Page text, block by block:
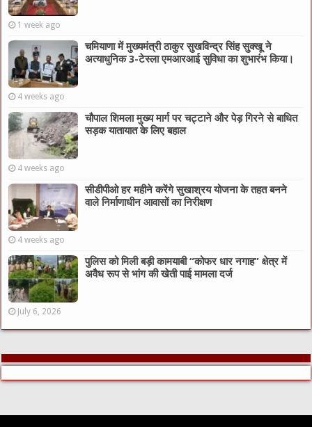
1 week ago
चमियाणा में मुख्यमंत्री ठाकुर सुखविन्द्र सिंह सुक्खू ने
अत्याधुनिक 3-टेस्ला एमआरआई सुविधा का शुभारंभ किया।
4 weeks ago
चौपाल शिमला मुख्य मार्ग पर चट्टाने और पेड़ गिरने से बाधित
सड़क यातायात के लिए बहाल
4 weeks ago
सीडीपीओ हर महीने करेंगे सुखाश्रय योजना के तहत बनने
वाले निर्माणाधीन आवासों का निरीक्षण
4 weeks ago
पुलिस को मिली बड़ी कामयाबी “कोफर धार नगाह” क्षेत्र में
अवैध रूप से भांग की खेती पाई मामला दर्ज
July 6, 2026